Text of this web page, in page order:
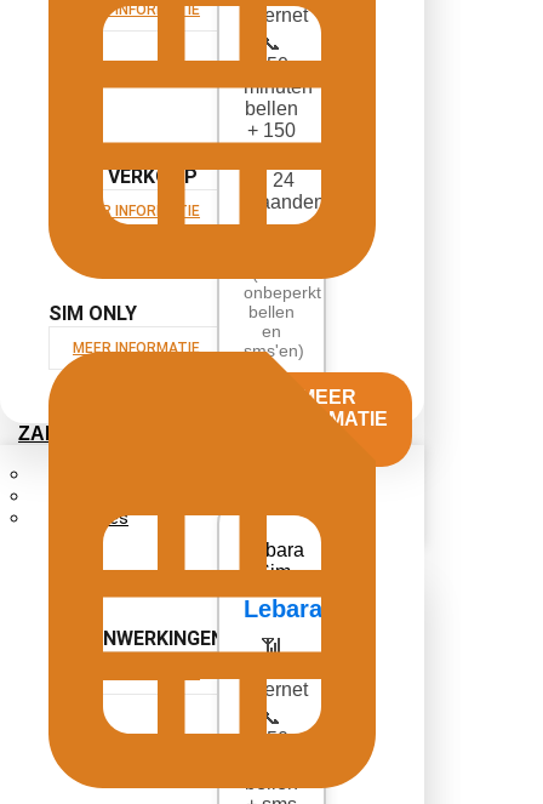
MEER INFORMATIE
IN- EN VERKOOP
MEER INFORMATIE
SIM ONLY
MEER INFORMATIE
ZAKELIJK
Stagiaires
SAMENWERKINGEN
internet
📞
150
minuten
bellen
+ 150
📅 24
maanden
onbeperkt
bellen
en
sms'en)
MEER
INFORMATIE
Lebara
📶
internet
📞
150